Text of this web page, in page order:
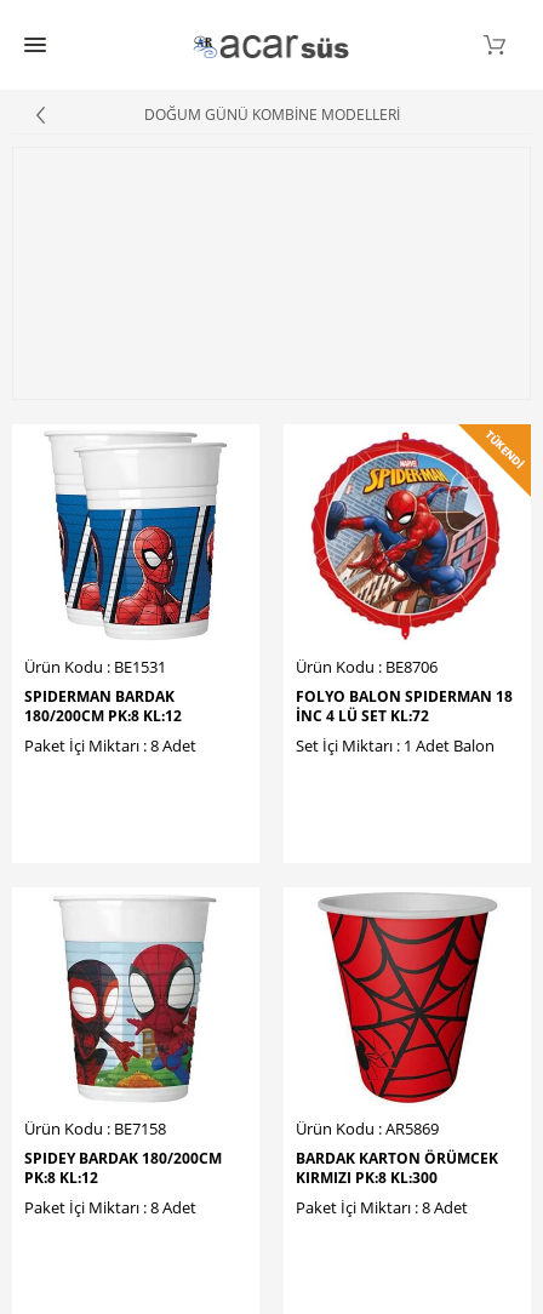
DOĞUM GÜNÜ KOMBİNE MODELLERİ
Ürün Kodu : BE1531
SPIDERMAN BARDAK
180/200CM PK:8 KL:12
Paket İçi Miktarı : 8 Adet
Ürün Kodu : BE8706
FOLYO BALON SPIDERMAN 18
İNC 4 LÜ SET KL:72
Set İçi Miktarı : 1 Adet Balon
Ürün Kodu : BE7158
SPIDEY BARDAK 180/200CM
PK:8 KL:12
Paket İçi Miktarı : 8 Adet
Ürün Kodu : AR5869
BARDAK KARTON ÖRÜMCEK
KIRMIZI PK:8 KL:300
Paket İçi Miktarı : 8 Adet